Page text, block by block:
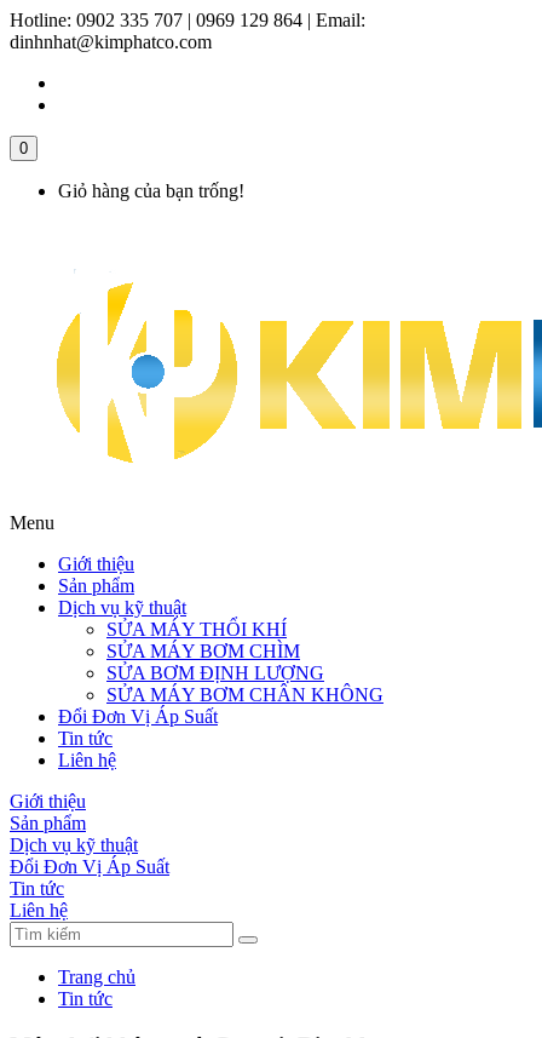
Hotline: 0902 335 707 | 0969 129 864 | Email:
dinhnhat@kimphatco.com
0
Giỏ hàng của bạn trống!
Menu
Giới thiệu
Sản phẩm
Dịch vụ kỹ thuật
SỬA MÁY THỔI KHÍ
SỬA MÁY BƠM CHÌM
SỬA BƠM ĐỊNH LƯỢNG
SỬA MÁY BƠM CHÂN KHÔNG
Đổi Đơn Vị Áp Suất
Tin tức
Liên hệ
Giới thiệu
Sản phẩm
Dịch vụ kỹ thuật
Đổi Đơn Vị Áp Suất
Tin tức
Liên hệ
Trang chủ
Tin tức